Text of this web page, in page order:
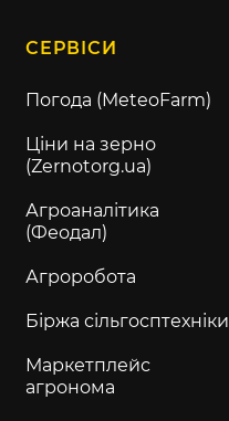
СЕРВІСИ
Погода (MeteoFarm)
Ціни на зерно
(Zernotorg.ua)
Агроаналітика
(Феодал)
Агроробота
Біржа сільгосптехніки
Маркетплейс
агронома